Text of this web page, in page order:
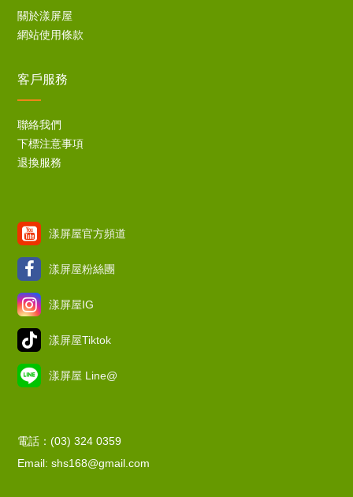
關於漾屏屋
網站使用條款
客戶服務
聯絡我們
下標注意事項
退換服務
漾屏屋官方頻道
漾屏屋粉絲團
漾屏屋IG
漾屏屋Tiktok
漾屏屋 Line@
電話：(03) 324 0359
Email: shs168@gmail.com